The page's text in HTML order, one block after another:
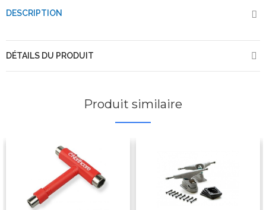
DESCRIPTION
DÉTAILS DU PRODUIT
Produit similaire